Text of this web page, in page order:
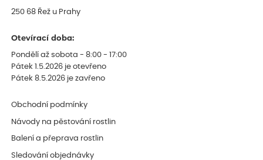
250 68 Řež u Prahy
Otevírací doba:
Pondělí až sobota - 8:00 - 17:00
Pátek 1.5.2026 je otevřeno
Pátek 8.5.2026 je zavřeno
Obchodní podmínky
Návody na pěstování rostlin
Balení a přeprava rostlin
Sledování objednávky